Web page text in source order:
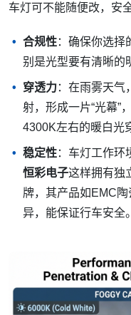
车灯可不能随便改，安
合规性：确保你选择
别是光型要有清晰的
穿透力：在雨雾天气
射，形成一片“光幕”
4300K左右的暖白光
稳定性：车灯工作环
恒彩电子这样拥有独
牌，其产品如EMC
异，能保证行车安全。